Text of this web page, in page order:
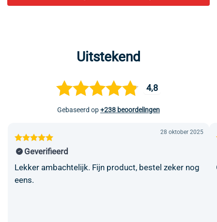
Uitstekend
Gewaardeerd
4,8
Gebaseerd op+238 beoordelingen
Gewaardeerd
5uit 5
28 oktober 2025
Geverifieerd
Lekker ambachtelijk. Fijn product, bestel zeker nog
eens.